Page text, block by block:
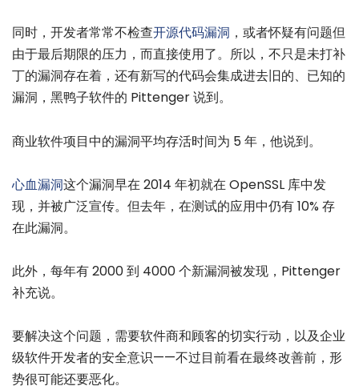
同时，开发者常常不检查开源代码漏洞 ，或者怀疑有问题但
由于最后期限的压力，而直接使用了。所以，不只是未打补
丁的漏洞存在着，还有新写的代码会集成进去旧的、已知的
漏洞，黑鸭子软件的 Pittenger 说到。
商业软件项目中的漏洞平均存活时间为 5 年，他说到。
心血漏洞这个漏洞早在 2014 年初就在 OpenSSL 库中发
现，并被广泛宣传。但去年，在测试的应用中仍有 10% 存
在此漏洞。
此外，每年有 2000 到 4000 个新漏洞被发现，Pittenger
补充说。
要解决这个问题，需要软件商和顾客的切实行动，以及企业
级软件开发者的安全意识——不过目前看在最终改善前，形
势很可能还要恶化。